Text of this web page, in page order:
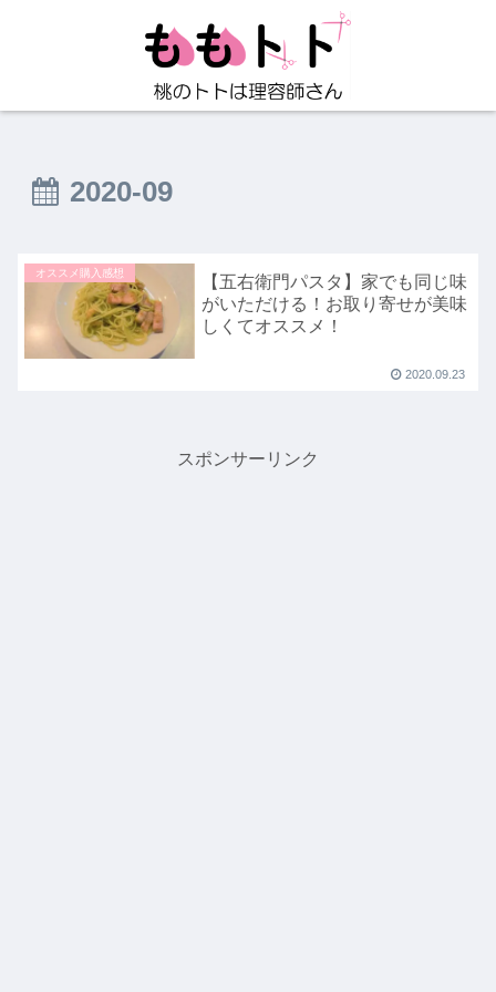
2020-09
オススメ購入感想
【五右衛門パスタ】家でも同じ味
がいただける！お取り寄せが美味
しくてオススメ！
2020.09.23
スポンサーリンク